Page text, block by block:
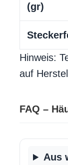
(gr)
Hinweis:
auf
FAQ –
Aus